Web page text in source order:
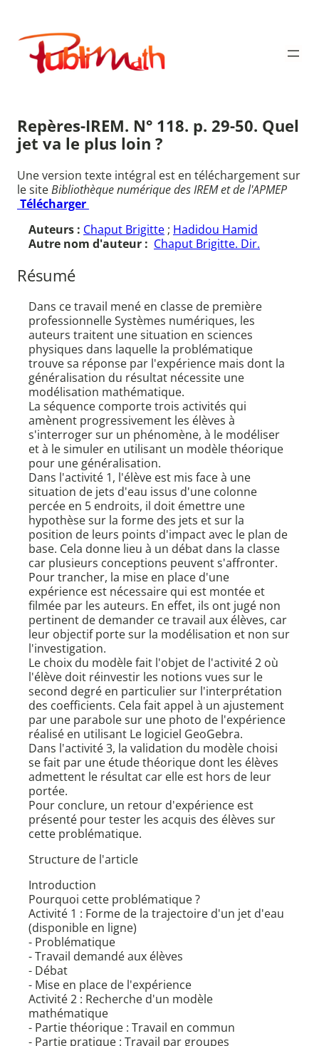
contenu
Publimath
Repères-IREM. N° 118. p. 29-50. Quel
jet va le plus loin ?
Une version texte intégral est en téléchargement sur
le siteBibliothèque numérique des IREM et de l'APMEP
Télécharger
Auteurs : Chaput Brigitte ; Hadidou Hamid
Autre nom d'auteur : Chaput Brigitte. Dir.
Résumé
Dans ce travail mené en classe de première
professionnelle Systèmes numériques, les
auteurs traitent une situation en sciences
physiques dans laquelle la problématique
trouve sa réponse par l'expérience mais dont la
généralisation du résultat nécessite une
modélisation mathématique.
La séquence comporte trois activités qui
amènent progressivement les élèves à
s'interroger sur un phénomène, à le modéliser
et à le simuler en utilisant un modèle théorique
pour une généralisation.
Dans l'activité 1, l'élève est mis face à une
situation de jets d'eau issus d'une colonne
percée en 5 endroits, il doit émettre une
hypothèse sur la forme des jets et sur la
position de leurs points d'impact avec le plan de
base. Cela donne lieu à un débat dans la classe
car plusieurs conceptions peuvent s'affronter.
Pour trancher, la mise en place d'une
expérience est nécessaire qui est montée et
filmée par les auteurs. En effet, ils ont jugé non
pertinent de demander ce travail aux élèves, car
leur objectif porte sur la modélisation et non sur
l'investigation.
Le choix du modèle fait l'objet de l'activité 2 où
l'élève doit réinvestir les notions vues sur le
second degré en particulier sur l'interprétation
des coefficients. Cela fait appel à un ajustement
par une parabole sur une photo de l'expérience
réalisé en utilisant Le logiciel GeoGebra.
Dans l'activité 3, la validation du modèle choisi
se fait par une étude théorique dont les élèves
admettent le résultat car elle est hors de leur
portée.
Pour conclure, un retour d'expérience est
présenté pour tester les acquis des élèves sur
cette problématique.
Structure de l'article
Introduction
Pourquoi cette problématique ?
Activité 1 : Forme de la trajectoire d'un jet d'eau
(disponible en ligne)
- Problématique
- Travail demandé aux élèves
- Débat
- Mise en place de l'expérience
Activité 2 : Recherche d'un modèle
mathématique
- Partie théorique : Travail en commun
- Partie pratique : Travail par groupes